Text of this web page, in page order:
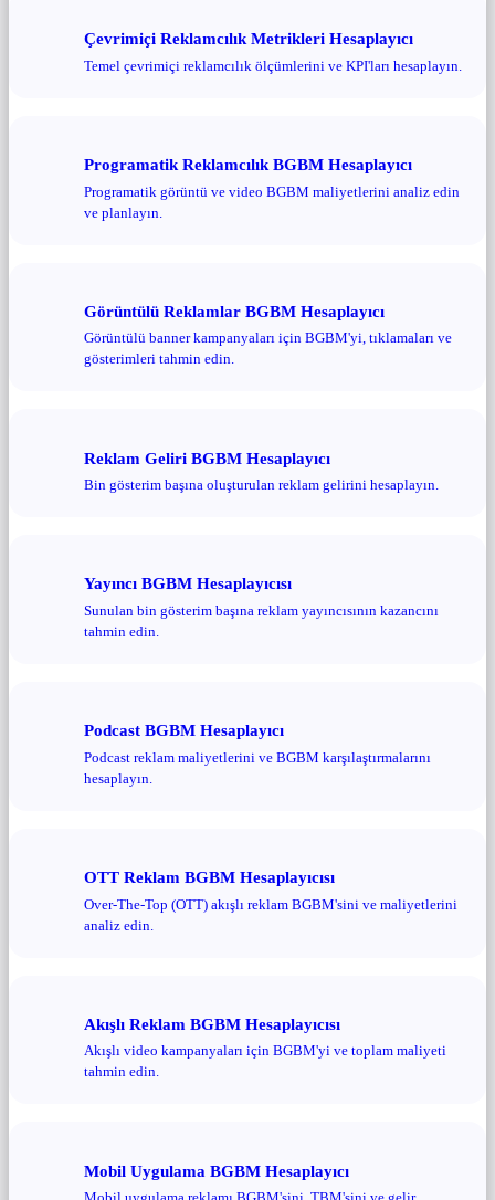
Çevrimiçi Reklamcılık Metrikleri Hesaplayıcı
Temel çevrimiçi reklamcılık ölçümlerini ve KPI'ları hesaplayın.
Programatik Reklamcılık BGBM Hesaplayıcı
Programatik görüntü ve video BGBM maliyetlerini analiz edin
ve planlayın.
Görüntülü Reklamlar BGBM Hesaplayıcı
Görüntülü banner kampanyaları için BGBM'yi, tıklamaları ve
gösterimleri tahmin edin.
Reklam Geliri BGBM Hesaplayıcı
Bin gösterim başına oluşturulan reklam gelirini hesaplayın.
Yayıncı BGBM Hesaplayıcısı
Sunulan bin gösterim başına reklam yayıncısının kazancını
tahmin edin.
Podcast BGBM Hesaplayıcı
Podcast reklam maliyetlerini ve BGBM karşılaştırmalarını
hesaplayın.
OTT Reklam BGBM Hesaplayıcısı
Over-The-Top (OTT) akışlı reklam BGBM'sini ve maliyetlerini
analiz edin.
Akışlı Reklam BGBM Hesaplayıcısı
Akışlı video kampanyaları için BGBM'yi ve toplam maliyeti
tahmin edin.
Mobil Uygulama BGBM Hesaplayıcı